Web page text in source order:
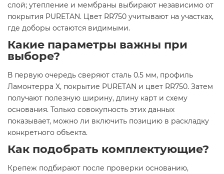
слой; утепление и мембраны выбирают независимо от
покрытия PURETAN. Цвет RR750 учитывают на участках,
где доборы остаются видимыми.
Какие параметры важны при
выборе?
В первую очередь сверяют сталь 0.5 мм, профиль
Ламонтерра X, покрытие PURETAN и цвет RR750. Затем
получают полезную ширину, длину карт и схему
основания. Только совокупность этих данных
показывает, можно ли включить позицию в раскладку
конкретного объекта.
Как подобрать комплектующие?
Крепеж подбирают после проверки основанию,